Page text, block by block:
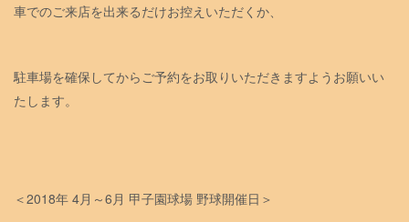
車でのご来店を出来るだけお控えいただくか、
駐車場を確保してからご予約をお取りいただきますようお願いい
たします。
＜2018年 4月～6月 甲子園球場 野球開催日＞